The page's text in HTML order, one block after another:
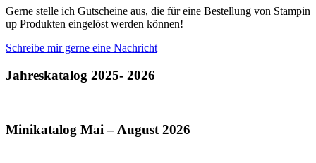
Gerne stelle ich Gutscheine aus, die für eine Bestellung von Stampin
up Produkten eingelöst werden können!
Schreibe mir gerne eine Nachricht
Jahreskatalog 2025- 2026
Minikatalog Mai – August 2026